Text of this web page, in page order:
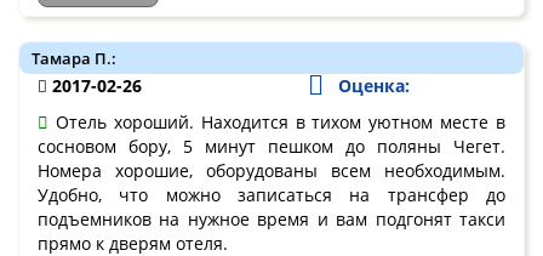
Тамара П.:
2017-02-26
Оценка:
Отель хороший. Находится в тихом уютном месте в
сосновом бору, 5 минут пешком до поляны Чегет.
Номера хорошие, оборудованы всем необходимым.
Удобно, что можно записаться на трансфер до
подъемников на нужное время и вам подгонят такси
прямо к дверям отеля.